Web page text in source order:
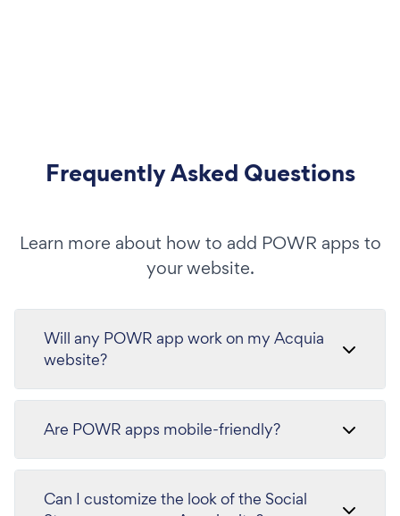
Frequently Asked Questions
Learn more about how to add POWR apps to
your website.
Will any POWR app work on my Acquia
website?
Are POWR apps mobile-friendly?
Can I customize the look of the Social